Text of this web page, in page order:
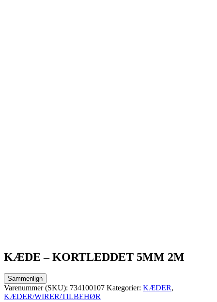
KÆDE – KORTLEDDET 5MM 2M
Sammenlign
Varenummer (SKU): 734100107 Kategorier: KÆDER,
KÆDER/WIRER/TILBEHØR